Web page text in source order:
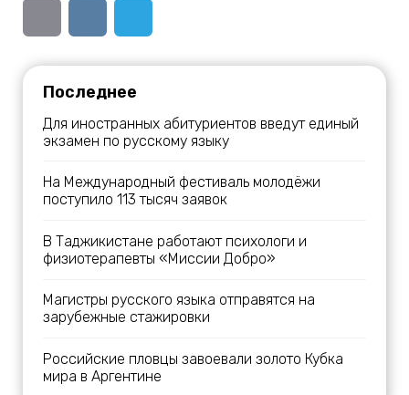
Последнее
Для иностранных абитуриентов введут единый
экзамен по русскому языку
На Международный фестиваль молодёжи
поступило 113 тысяч заявок
В Таджикистане работают психологи и
физиотерапевты «Миссии Добро»
Магистры русского языка отправятся на
зарубежные стажировки
Российские пловцы завоевали золото Кубка
мира в Аргентине